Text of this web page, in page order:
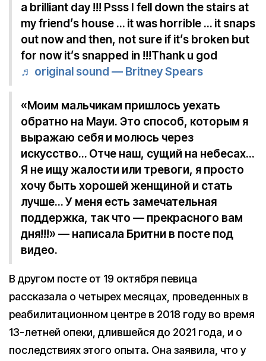
a brilliant day !!! Psss I fell down the stairs at
my friend’s house … it was horrible … it snaps
out now and then, not sure if it’s broken but
for now it’s snapped in !!!Thank u god
♬ original sound — Britney Spears
«Моим мальчикам пришлось уехать
обратно на Мауи. Это способ, которым я
выражаю себя и молюсь через
искусство… Отче наш, сущий на небесах…
Я не ищу жалости или тревоги, я просто
хочу быть хорошей женщиной и стать
лучше… У меня есть замечательная
поддержка, так что — прекрасного вам
дня!!!» — написала Бритни в посте под
видео.
В другом посте от 19 октября певица
рассказала о четырех месяцах, проведенных в
реабилитационном центре в 2018 году во время
13-летней опеки, длившейся до 2021 года, и о
последствиях этого опыта. Она заявила, что у